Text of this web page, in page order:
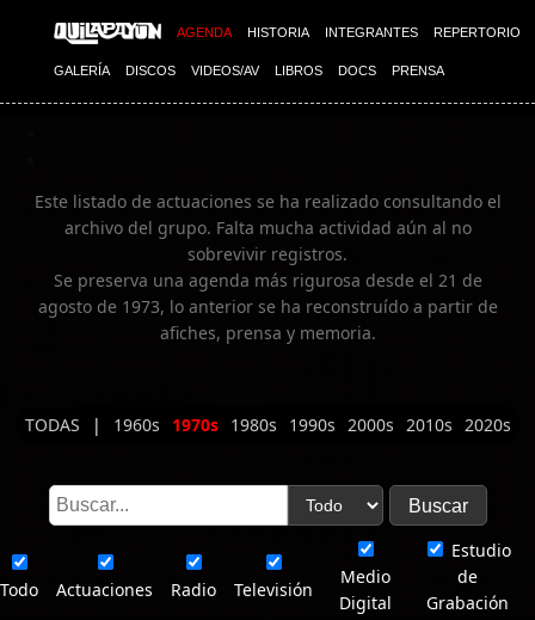
AGENDA HISTORIA INTEGRANTES REPERTORIO
GALERÍA DISCOS VIDEOS/AV LIBROS DOCS PRENSA
Imagen 02
Este listado de actuaciones se ha realizado consultando el
archivo del grupo. Falta mucha actividad aún al no
sobrevivir registros.
Se preserva una agenda más rigurosa desde el 21 de
agosto de 1973, lo anterior se ha reconstruído a partir de
afiches, prensa y memoria.
TODAS | 1960s 1970s 1980s 1990s 2000s 2010s 2020s
Todo Actuaciones Radio Televisión
Medio
Digital
Estudio
de
Grabación